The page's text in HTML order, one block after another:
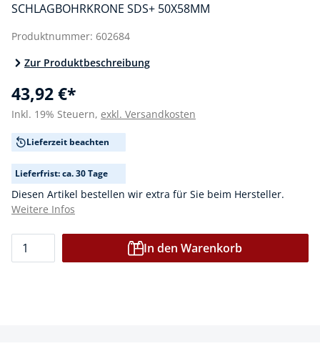
SCHLAGBOHRKRONE SDS+ 50X58MM
Produktnummer: 602684
Zur Produktbeschreibung
43,92 €*
Inkl. 19% Steuern, exkl. Versandkosten
Lieferzeit beachten
Lieferfrist: ca. 30 Tage
Diesen Artikel bestellen wir extra für Sie beim Hersteller.
Weitere Infos
In den Warenkorb